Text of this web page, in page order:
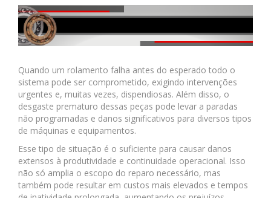
Quando um rolamento falha antes do esperado todo o
sistema pode ser comprometido, exigindo intervenções
urgentes e, muitas vezes, dispendiosas. Além disso, o
desgaste prematuro dessas peças pode levar a paradas
não programadas e danos significativos para diversos tipos
de máquinas e equipamentos.
Esse tipo de situação é o suficiente para causar danos
extensos à produtividade e continuidade operacional. Isso
não só amplia o escopo do reparo necessário, mas
também pode resultar em custos mais elevados e tempos